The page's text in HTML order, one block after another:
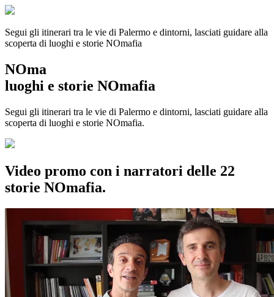
Segui gli itinerari tra le vie di Palermo e dintorni, lasciati guidare alla
scoperta di luoghi e storie NOmafia
NOma
luoghi e storie NOmafia
Segui gli itinerari tra le vie di Palermo e dintorni, lasciati guidare alla
scoperta di luoghi e storie NOmafia.
Video promo con i narratori delle 22
storie NOmafia.